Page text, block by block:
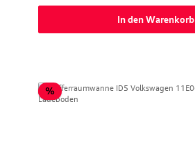
In den Warenkorb
%Rabatt